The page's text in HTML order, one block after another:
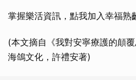
掌握樂活資訊，點我加入幸福熟
(本文摘自《我對安寧療護的顛
海鴿文化，許禮安著)